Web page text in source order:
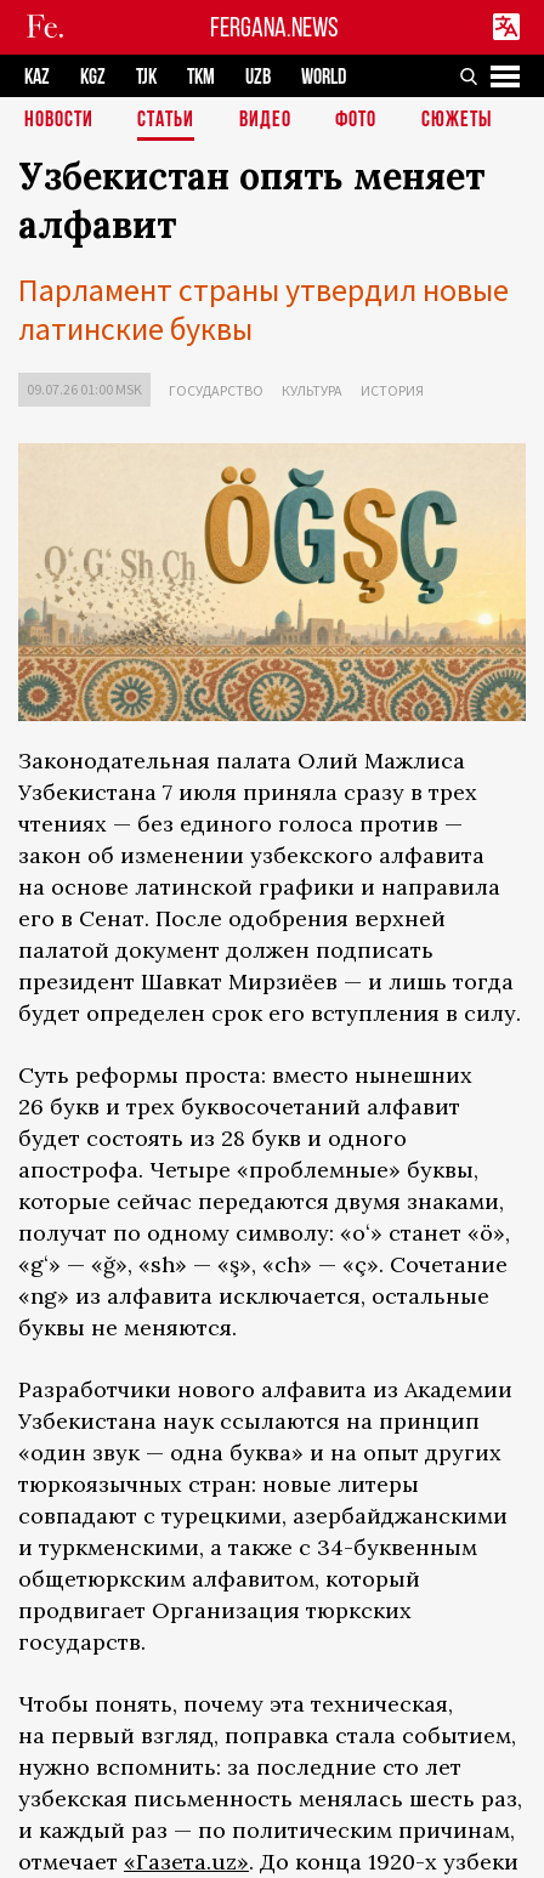
FERGANA.NEWS
KAZ KGZ TJK TKM UZB
WORLD
НОВОСТИ
СТАТЬИ ВИДЕО ФОТО СЮЖЕТЫ
Узбекистан опять меняет
алфавит
Парламент страны утвердил новые
латинские буквы
09.07.26 01:00 MSK ГОСУДАРСТВО КУЛЬТУРА ИСТОРИЯ
Законодательная палата Олий Мажлиса
Узбекистана 7 июля приняла сразу в трех
чтениях — без единого голоса против —
закон об изменении узбекского алфавита
на основе латинской графики и направила
его в Сенат. После одобрения верхней
палатой документ должен подписать
президент Шавкат Мирзиёев — и лишь тогда
будет определен срок его вступления в силу.
Суть реформы проста: вместо нынешних
26 букв и трех буквосочетаний алфавит
будет состоять из 28 букв и одного
апострофа. Четыре «проблемные» буквы,
которые сейчас передаются двумя знаками,
получат по одному символу: «oʻ» станет «ö»,
«gʻ» — «ğ», «sh» — «ş», «ch» — «ç». Сочетание
«ng» из алфавита исключается, остальные
буквы не меняются.
Разработчики нового алфавита из Академии
Узбекистана наук ссылаются на принцип
«один звук — одна буква» и на опыт других
тюркоязычных стран: новые литеры
совпадают с турецкими, азербайджанскими
и туркменскими, а также с 34-буквенным
общетюркским алфавитом, который
продвигает Организация тюркских
государств.
Чтобы понять, почему эта техническая,
на первый взгляд, поправка стала событием,
нужно вспомнить: за последние сто лет
узбекская письменность менялась шесть раз,
и каждый раз — по политическим причинам,
отмечает «Газета.uz». До конца 1920-х узбеки